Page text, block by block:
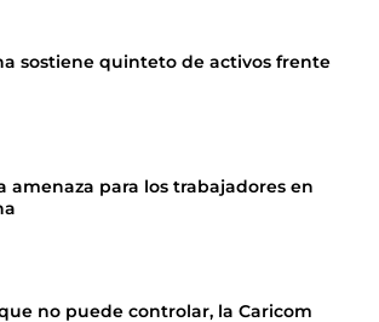
sostiene quinteto de activos frente
amenaza para los trabajadores en
no puede controlar, la Caricom